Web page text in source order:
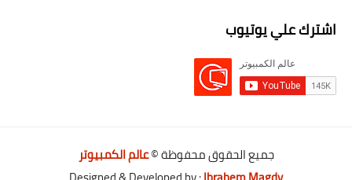
اشترك علي يوتيوب
جميع الحقوق محفوظة ©عالم الكمبيوتر